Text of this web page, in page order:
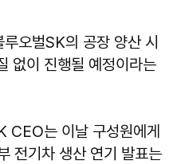
오벌SK의 공장 양산 시
없이 진행될 예정이라는
CEO는 이날 구성원에게
전기차 생산 연기 발표는